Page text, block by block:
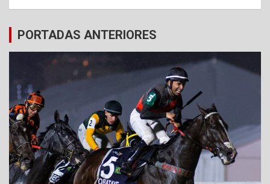
PORTADAS ANTERIORES